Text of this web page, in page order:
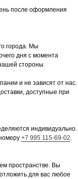
после оформления
города. Мы
дня с момента
стороны
и не зависят от нас.
доступные при
индивидуально.
+7 995 115-69-02.
пространстве. Вы
для вас любое